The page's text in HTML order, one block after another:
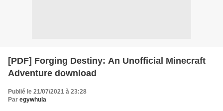
[PDF] Forging Destiny: An Unofficial Minecraft
Adventure download
Publié le 21/07/2021 à 23:28
Par egywhula